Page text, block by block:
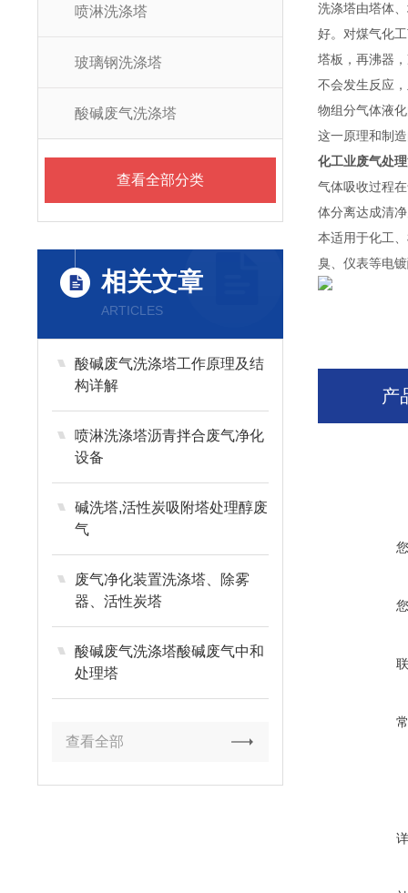
喷淋洗涤塔
玻璃钢洗涤塔
酸碱废气洗涤塔
查看全部分类
相关文章
ARTICLES
酸碱废气洗涤塔工作原理及结
构详解
喷淋洗涤塔沥青拌合废气净化
设备
碱洗塔,活性炭吸附塔处理醇废
气
废气净化装置洗涤塔、除雾
器、活性炭塔
酸碱废气洗涤塔酸碱废气中和
处理塔
查看全部
洗涤塔由塔体
好。对煤气化
塔板，再沸器
不会发生反应
物组分气体液
这一原理和制
化工业废气处
气体吸收过程
体分离达成清
本适用于化工
臭、仪表等电
产